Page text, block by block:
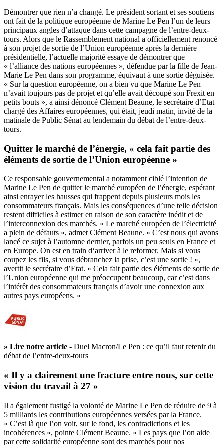
Démontrer que rien n’a changé. Le président sortant et ses soutiens
ont fait de la politique européenne de Marine Le Pen l’un de leurs
principaux angles d’attaque dans cette campagne de l’entre-deux-
tours. Alors que le Rassemblement national a officiellement renoncé
à son projet de sortie de l’Union européenne après la dernière
présidentielle, l’actuelle majorité essaye de démontrer que
« l’alliance des nations européennes », défendue par la fille de Jean-
Marie Le Pen dans son programme, équivaut à une sortie déguisée.
« Sur la question européenne, on a bien vu que Marine Le Pen
n’avait toujours pas de projet et qu’elle avait découpé son Frexit en
petits bouts », a ainsi dénoncé Clément Beaune, le secrétaire d’Etat
chargé des Affaires européennes, qui était, jeudi matin, invité de la
matinale de Public Sénat au lendemain du débat de l’entre-deux-
tours.
Quitter le marché de l’énergie, « cela fait partie des
éléments de sortie de l’Union européenne »
Ce responsable gouvernemental a notamment ciblé l’intention de
Marine Le Pen de quitter le marché européen de l’énergie, espérant
ainsi enrayer les hausses qui frappent depuis plusieurs mois les
consommateurs français. Mais les conséquences d’une telle décision
restent difficiles à estimer en raison de son caractère inédit et de
l’interconnexion des marchés. « Le marché européen de l’électricité
a plein de défauts », admet Clément Beaune. « C’est nous qui avons
lancé ce sujet à l’automne dernier, parfois un peu seuls en France et
en Europe. On est en train d‘arriver à le reformer. Mais si vous
coupez les fils, si vous débranchez la prise, c’est une sortie ! »,
avertit le secrétaire d’Etat. « Cela fait partie des éléments de sortie de
l’Union européenne qui me préoccupent beaucoup, car c’est dans
l’intérêt des consommateurs français d’avoir une connexion aux
autres pays européens. »
» Lire notre article - Duel Macron/Le Pen : ce qu’il faut retenir du
débat de l’entre-deux-tours
« Il y a clairement une fracture entre nous, sur cette
vision du travail à 27 »
Il a également fustigé la volonté de Marine Le Pen de réduire de 9 à
5 milliards les contributions européennes versées par la France.
« C’est là que l’on voit, sur le fond, les contradictions et les
incohérences », pointe Clément Beaune. « Les pays que l’on aide
par cette solidarité européenne sont des marchés pour nos